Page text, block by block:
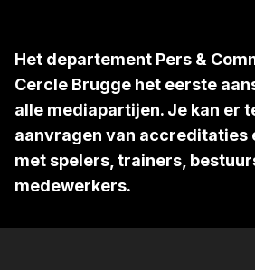
Het departement Pers &
Cercle Brugge het eerste
alle mediapartijen. Je kan er
aanvragen van accreditaties
met spelers, trainers,
medewerkers.